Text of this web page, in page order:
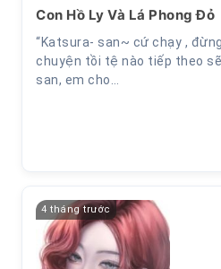
Con Hồ Ly Và Lá Phong Đỏ
“Katsura- san~ cứ chạy ,
chuyện tồi tệ nào tiếp theo
san, em cho…
4 tháng trước